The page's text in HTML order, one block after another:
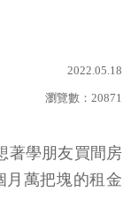
2022.05.18
瀏覽數： 20871
著學朋友買間房
月萬把塊的租金